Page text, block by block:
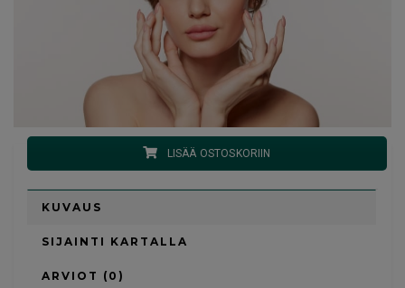
LISÄÄ OSTOSKORIIN
KUVAUS
SIJAINTI KARTALLA
ARVIOT (0)